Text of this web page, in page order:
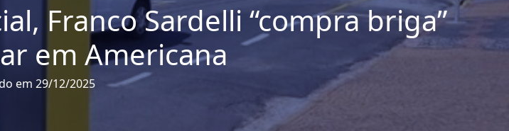
Franco Sardelli “compra briga”
em Americana
em 29/12/2025